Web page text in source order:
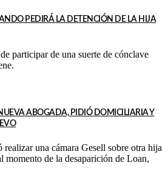
PEDIRÁ LA DETENCIÓN DE LA HIJA
participar de una suerte de cónclave
ABOGADA, PIDIÓ DOMICILIARIA Y
una cámara Gesell sobre otra hija
momento de la desaparición de Loan,